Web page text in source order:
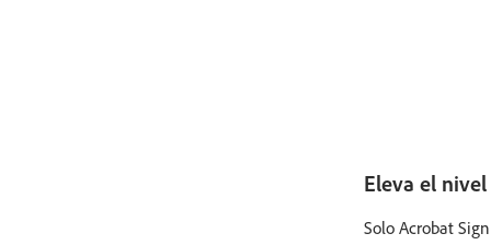
Eleva el
Solo Acrobat